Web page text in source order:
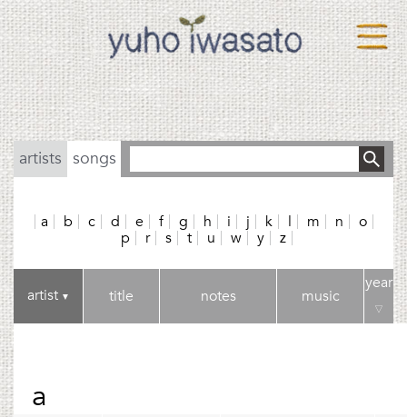
artists songs
a b c d e f g h i j k l m n
o
p
r s t u w y z
artist▼ title notes music
year
▽
a